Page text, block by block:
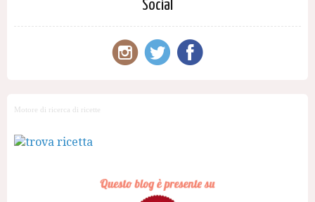
Social
Motore di ricerca di ricette